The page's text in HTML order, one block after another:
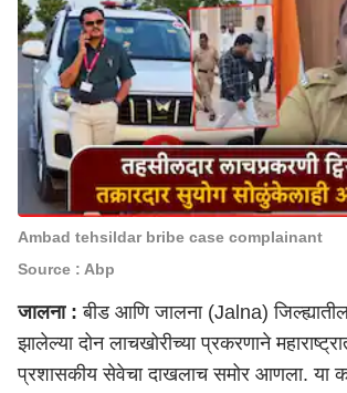
Ambad tehsildar bribe case complainant
Source : Abp
जालना : बीड आणिजालना (Jalna)
झालेल्या दोन लाचखोरीच्या प्रकरणाने
प्रशासकीय सेवेचा दाखलाच समोर आणला. या